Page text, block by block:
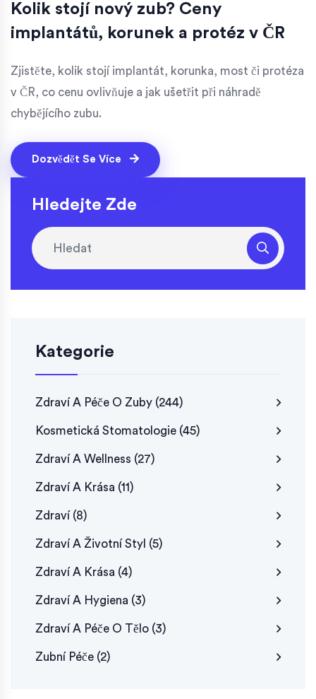
Kolik stojí nový zub? Ceny
implantátů, korunek a protéz v ČR
Zjistěte, kolik stojí implantát, korunka, most či protéza
v ČR, co cenu ovlivňuje a jak ušetřit při náhradě
chybějícího zubu.
Dozvědět Se Více
Hledejte Zde
Kategorie
Zdraví A Péče O Zuby (244)
Kosmetická Stomatologie (45)
Zdraví A Wellness (27)
Zdraví A Krása (11)
Zdraví (8)
Zdraví A Životní Styl (5)
Zdraví A Krása (4)
Zdraví A Hygiena (3)
Zdraví A Péče O Tělo (3)
Zubní Péče (2)